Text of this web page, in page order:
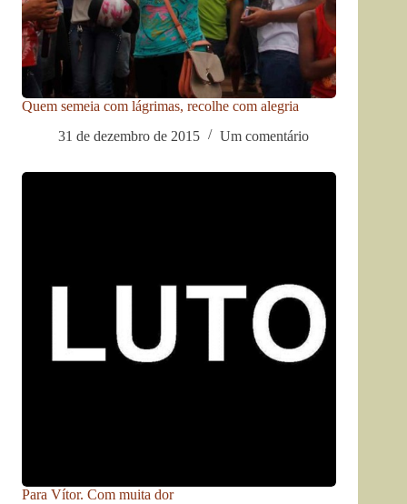
Quem semeia com lágrimas, recolhe com alegria
31 de dezembro de 2015
Um comentário
Para Vítor. Com muita dor